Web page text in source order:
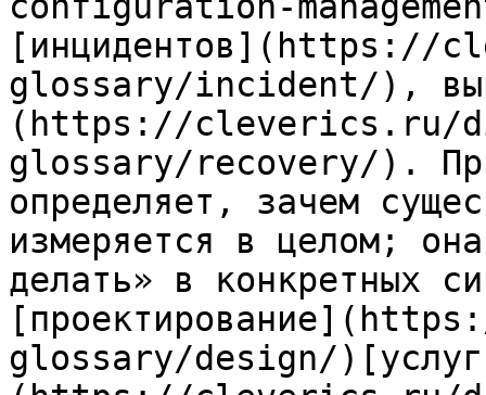
glossary/incident/),
(https://cleverics.ru/
glossary/recovery/).
определяет, зачем
измеряется в целом;
делать» в конкретных
glossary/design/